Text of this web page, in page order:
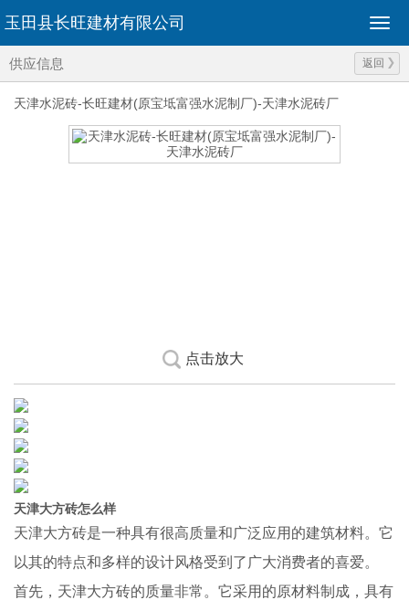
玉田县长旺建材有限公司
供应信息 返回
天津水泥砖-长旺建材(原宝坻富强水泥制厂)-天津水泥砖厂
点击放大
天津大方砖怎么样
天津大方砖是一种具有很高质量和广泛应用的建筑材料。它
以其的特点和多样的设计风格受到了广大消费者的喜爱。
首先，天津大方砖的质量非常。它采用的原材料制成，具有